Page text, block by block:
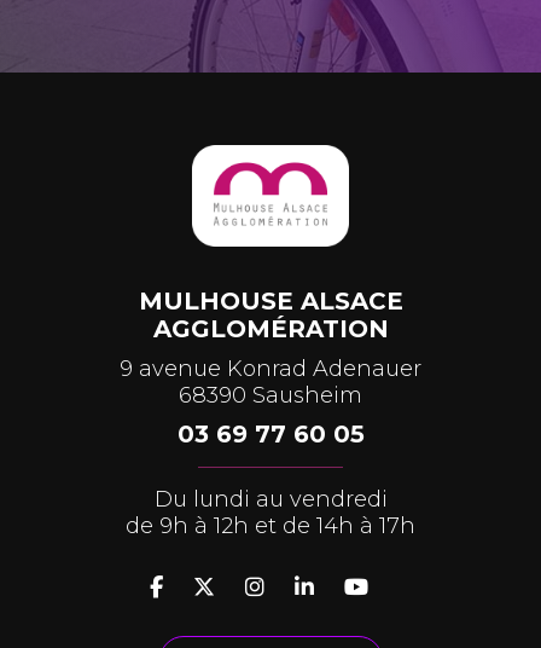
MULHOUSE ALSACE
AGGLOMÉRATION
9 avenue Konrad Adenauer
68390 Sausheim
03 69 77 60 05
Du lundi au vendredi
de 9h à 12h et de 14h à 17h